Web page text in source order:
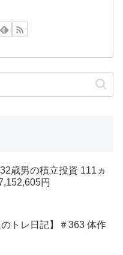
32歳男の積立投資 111ヵ
円
のトレ日記】＃363 体作